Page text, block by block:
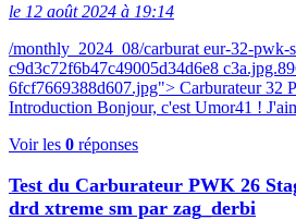
le 12 août 2024 à 19:14
/monthly_2024_08/carburat eur-32-pwk-
c9d3c72f6b47c49005d34d6e8
6fcf7669388d607.jpg"> Carburateur 32
Introduction Bonjour, c'est Umor41 !
Voir les 0 réponses
Test du Carburateur PWK 26
drd xtreme sm par zag_derbi